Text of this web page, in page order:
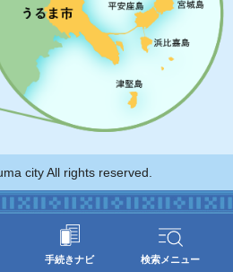
手続きナビ 検索メニュー
city All rights reserved.